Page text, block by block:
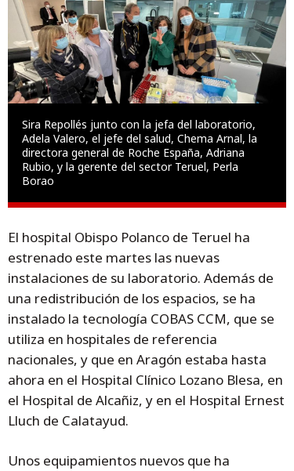
Sira Repollés junto con la jefa del laboratorio,
Adela Valero, el jefe del salud, Chema Arnal, la
directora general de Roche España, Adriana
Rubio, y la gerente del sector Teruel, Perla
Borao
El hospital Obispo Polanco de Teruel ha
estrenado este martes las nuevas
instalaciones de su laboratorio. Además de
una redistribución de los espacios, se ha
instalado la tecnología COBAS CCM, que se
utiliza en hospitales de referencia
nacionales, y que en Aragón estaba hasta
ahora en el Hospital Clínico Lozano Blesa, en
el Hospital de Alcañiz, y en el Hospital Ernest
Lluch de Calatayud.
Unos equipamientos nuevos que ha